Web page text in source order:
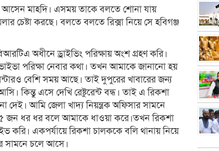
মাহদি। এসময় তাকে বলতে শোনা যায়
চেষ্টা করছে। বলতে বলতে রিক্সা নিয়ে সে হবিগঞ্জ
অধীনে ড্রাইভিং পরিক্ষায় অংশ গ্রহণ করি।
পরিক্ষা নেবার কথা। তখন আমাকে জানানো হয়
বেশি সময় আছে। তাই দুপুরের খাবারের জন্য
কিন্তু এসে দেখি রেষ্টুরেন্ট বন্ধ। তাই এ রিকশা
দেই। আমি জেলা খাদ্য নিয়ন্ত্রক অফিসার সামনে
জন ধর ধর বলে আমাকে ধাওয়া করে।তখন রিকশা
একপর্যায়ে রিকশা চালককে বলি থানায় নিয়ে
সামনে চলে আসে।